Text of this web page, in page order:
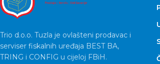
Trio d.o.o. Tuzla je ovlašteni prodavac i
serviser fiskalnih uređaja BEST BA,
TRING i CONFIG u cijeloj FBiH.